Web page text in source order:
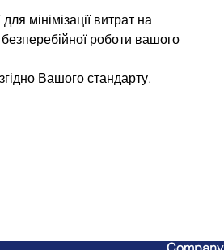
мінімізації витрат на
роботи вашого
Вашого стандарту.